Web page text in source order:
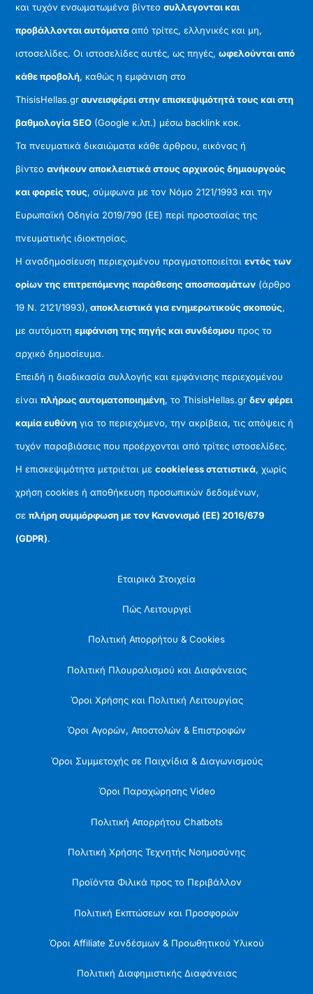
και τυχόν ενσωματωμένα βίντεοσυλλεγονται και
προβάλλονται αυτόματααπό τρίτες, ελληνικές και μη,
ιστοσελίδες. Οι ιστοσελίδες αυτές, ως πηγές,ωφελούνται από
κάθε προβολή, καθώς η εμφάνιση στο
ThisisHellas.grσυνεισφέρει στην επισκεψιμότητά τους και στη
βαθμολογία SEO (Google κ.λπ.) μέσω backlink κοκ.
Τα πνευματικά δικαιώματα κάθε άρθρου, εικόνας ή
βίντεοανήκουν αποκλειστικά στους αρχικούς δημιουργούς
και φορείς τους, σύμφωνα με τον Νόμο 2121/1993 και την
Ευρωπαϊκή Οδηγία 2019/790 (ΕΕ) περί προστασίας της
πνευματικής ιδιοκτησίας.
Η αναδημοσίευση περιεχομένου πραγματοποιείταιεντός των
ορίων της επιτρεπόμενης παράθεσης αποσπασμάτων (άρθρο
19 Ν. 2121/1993), αποκλειστικά για ενημερωτικούς σκοπούς,
με αυτόματηεμφάνιση της πηγής και συνδέσμου προς το
αρχικό δημοσίευμα.
Επειδή η διαδικασία συλλογής και εμφάνισης περιεχομένου
είναιπλήρως αυτοματοποιημένη, το ThisisHellas.grδεν φέρει
καμία ευθύνη για το περιεχόμενο, την ακρίβεια, τις απόψεις ή
τυχόν παραβιάσεις που προέρχονται από τρίτες ιστοσελίδες.
Η επισκεψιμότητα μετριέται μεcookieless στατιστικά, χωρίς
χρήση cookies ή αποθήκευση προσωπικών δεδομένων,
σεπλήρη συμμόρφωση με τον Κανονισμό (ΕΕ) 2016/679
(GDPR).
Εταιρικά Στοιχεία
Πώς Λειτουργεί
Πολιτική Απορρήτου & Cookies
Πολιτική Πλουραλισμού και Διαφάνειας
Όροι Χρήσης και Πολιτική Λειτουργίας
Όροι Αγορών, Αποστολών & Επιστροφών
Όροι Συμμετοχής σε Παιχνίδια & Διαγωνισμούς
Όροι Παραχώρησης Video
Πολιτική Απορρήτου Chatbots
Πολιτική Χρήσης Τεχνητής Νοημοσύνης
Προϊόντα Φιλικά προς το Περιβάλλον
Πολιτική Εκπτώσεων και Προσφορών
Όροι Affiliate Συνδέσμων & Προωθητικού Υλικού
Πολιτική Διαφημιστικής Διαφάνειας